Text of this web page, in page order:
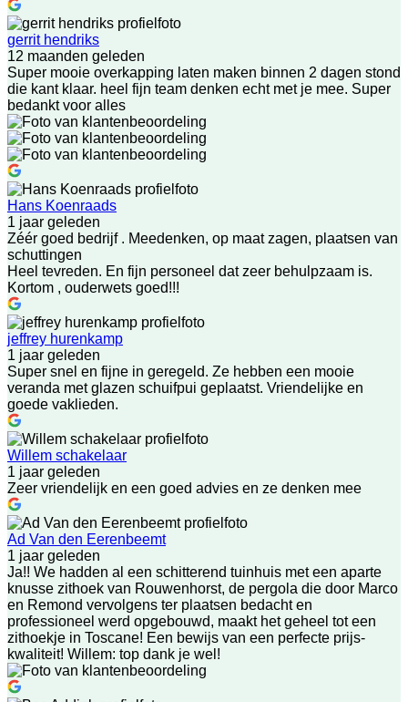
gerrit hendriks
12 maanden geleden
Super mooie overkapping laten maken binnen 2 dagen stond
die kant klaar. heel fijn team denken echt met je mee. Super
bedankt voor alles
Hans Koenraads
1 jaar geleden
Zéér goed bedrijf . Meedenken, op maat zagen, plaatsen van
schuttingen
Heel tevreden. En fijn personeel dat zeer behulpzaam is.
Kortom , ouderwets goed!!!
jeffrey hurenkamp
1 jaar geleden
Super snel en fijne in geregeld. Ze hebben een mooie
veranda met glazen schuifpui geplaatst. Vriendelijke en
goede vaklieden.
Willem schakelaar
1 jaar geleden
Zeer vriendelijk en een goed advies en ze denken mee
Ad Van den Eerenbeemt
1 jaar geleden
Ja!! We hadden al een schitterend tuinhuis met een aparte
knusse zithoek van Rouwenhorst, de pergola die door Marco
en Remond vervolgens ter plaatsen bedacht en
professioneel werd opgebouwd, maakt het geheel tot een
zithoekje in Toscane! Een bewijs van een perfecte prijs-
kwaliteit! Willem: top dank je wel!